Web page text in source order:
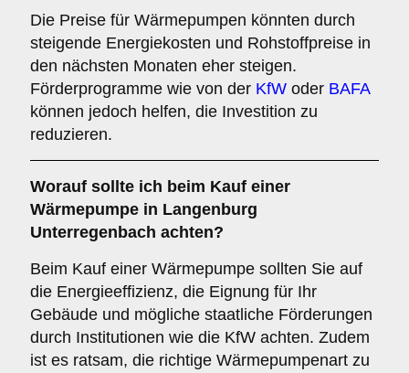
Die Preise für Wärmepumpen könnten durch
steigende Energiekosten und Rohstoffpreise in
den nächsten Monaten eher steigen.
Förderprogramme wie von der KfW oder BAFA
können jedoch helfen, die Investition zu
reduzieren.
Worauf sollte ich beim Kauf einer
Wärmepumpe in Langenburg
Unterregenbach achten?
Beim Kauf einer Wärmepumpe sollten Sie auf
die Energieeffizienz, die Eignung für Ihr
Gebäude und mögliche staatliche Förderungen
durch Institutionen wie die KfW achten. Zudem
ist es ratsam, die richtige Wärmepumpenart zu